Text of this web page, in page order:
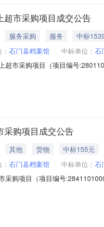
超市采购项目成交公告
服务采购 服务
中标
石门县档案馆 中标单位： 石
超市采购项目（项目编号
息采购单位名称:石门县档案馆
采购项目成交公告
其他 货物
中标155元
石门县档案馆 中标单位： 石
采购项目（项目编号
位名称:石门县档案馆采购单位